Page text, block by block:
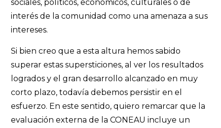
sociales, políticos, económicos, culturales o de
interés de la comunidad como una amenaza a sus
intereses.
Si bien creo que a esta altura hemos sabido
superar estas supersticiones, al ver los resultados
logrados y el gran desarrollo alcanzado en muy
corto plazo, todavía debemos persistir en el
esfuerzo. En este sentido, quiero remarcar que la
evaluación externa de la CONEAU incluye un